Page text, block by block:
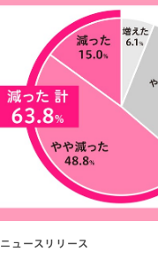
ニュースリリース